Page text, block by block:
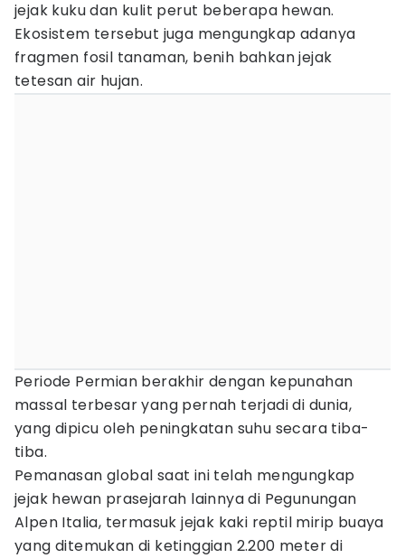
jejak kuku dan kulit perut beberapa hewan.
Ekosistem tersebut juga mengungkap adanya
fragmen fosil tanaman, benih bahkan jejak
tetesan air hujan.
Periode Permian berakhir dengan kepunahan
massal terbesar yang pernah terjadi di dunia,
yang dipicu oleh peningkatan suhu secara tiba-
tiba.
Pemanasan global saat ini telah mengungkap
jejak hewan prasejarah lainnya di Pegunungan
Alpen Italia, termasuk jejak kaki reptil mirip buaya
yang ditemukan di ketinggian 2.200 meter di